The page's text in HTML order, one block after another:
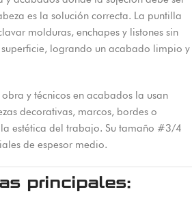
es la solución correcta. La puntilla
molduras, enchapes y listones sin
logrando un acabado limpio y
y técnicos en acabados la usan
decorativas, marcos, bordes o
estética del trabajo. Su tamaño #3/4
de espesor medio.
principales: